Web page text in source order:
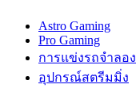
Astro Gaming
Pro Gaming
การแข่งรถจำลอง
อุปกรณ์สตรีมมิ่ง